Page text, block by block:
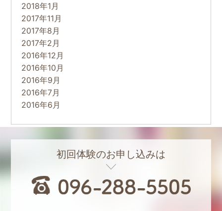
2018年1月
2017年11月
2017年8月
2017年2月
2016年12月
2016年10月
2016年9月
2016年7月
2016年6月
初回体験のお申し込みは